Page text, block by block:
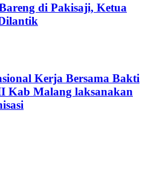
di Pakisaji, Ketua
Kerja Bersama Bakti
Kab Malang laksanakan